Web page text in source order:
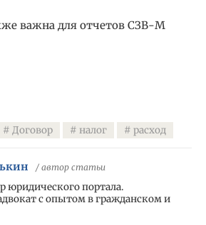
важна для отчетов СЗВ-М
Договор налог расход
/ автор статьи
юридического портала.
с опытом в гражданском и